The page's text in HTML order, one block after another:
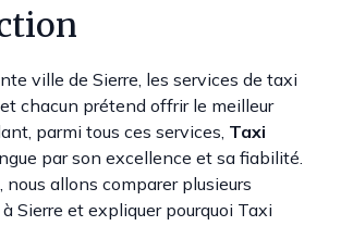
ville de Sierre, les services de taxi
chacun prétend offrir le meilleur
parmi tous ces services, Taxi
par son excellence et sa fiabilité.
nous allons comparer plusieurs
Sierre et expliquer pourquoi Taxi